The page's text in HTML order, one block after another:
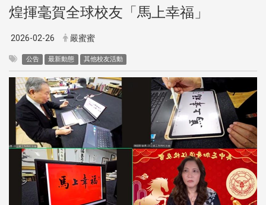
煌揮毫賀全球校友「馬上幸福」
2026-02-26 嚴蜜蜜
公告 最新動態 其他校友活動